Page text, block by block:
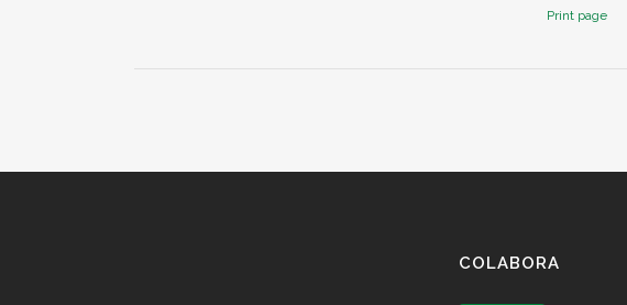
Print page
COLABORA